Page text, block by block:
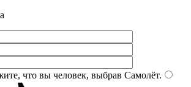
что вы человек, выбрав Самолёт.